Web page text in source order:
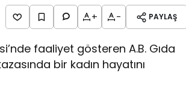
+ - PAYLAŞ
faaliyet gösteren A.B. Gıda
bir kadın hayatını